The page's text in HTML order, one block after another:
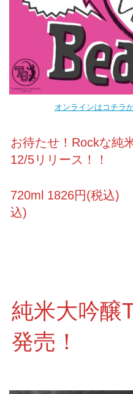
オンラインはコチラ
お待たせ！Rockな純
12/5リリース！！
720ml 1826円(税
込)
純米大吟醸
発売！